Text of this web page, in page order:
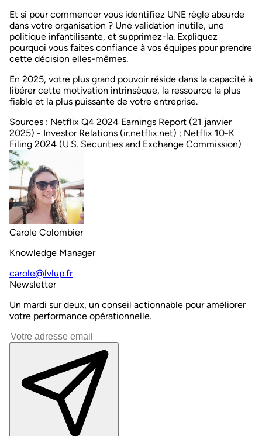
Et si pour commencer vous identifiez UNE règle absurde
dans votre organisation ? Une validation inutile, une
politique infantilisante, et supprimez-la. Expliquez
pourquoi vous faites confiance à vos équipes pour prendre
cette décision elles-mêmes.
En 2025, votre plus grand pouvoir réside dans la capacité à
libérer cette motivation intrinsèque, la ressource la plus
fiable et la plus puissante de votre entreprise.
Sources : Netflix Q4 2024 Earnings Report (21 janvier
2025) - Investor Relations (ir.netflix.net) ; Netflix 10-K
Filing 2024 (U.S. Securities and Exchange Commission)
Carole Colombier
Knowledge Manager
carole@lvlup.fr
Newsletter
Un mardi sur deux, un conseil actionnable pour améliorer
votre performance opérationnelle.